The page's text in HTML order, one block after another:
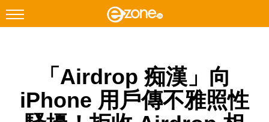
Instagram
科技焦點
「Airdrop 痴漢」向
iPhone 用戶傳不雅照性